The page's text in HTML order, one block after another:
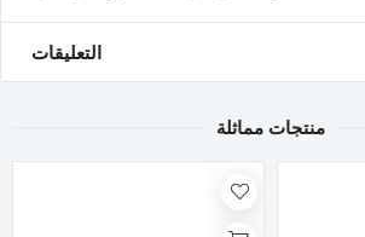
التعليقات
منتجات مماثلة